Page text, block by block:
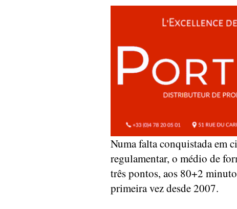
Numa falta conquistada em
regulamentar, o médio de
três pontos, aos 80+2
primeira vez desde 2007.